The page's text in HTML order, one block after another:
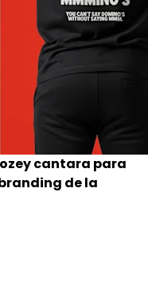
cantara para
de la